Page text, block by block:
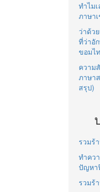
ทำไม
ภาษา
ว่าด้ว
ที่ว่าอั
ขอมไ
ความ
ภาษา
สรุป)
บ
รวมร้
ทำคว
ปัญหา
รวมร้